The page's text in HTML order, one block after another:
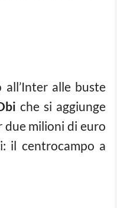
all’Inter alle buste
che si aggiunge
due milioni di euro
il centrocampo a